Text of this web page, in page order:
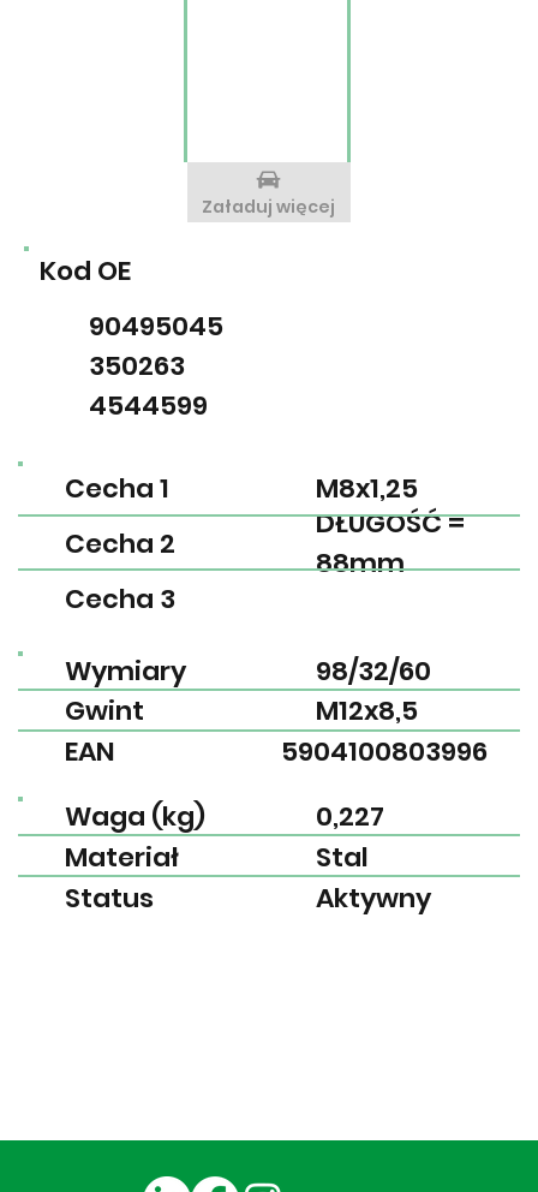
EAN
Gwint
Wymiary
5904100803996
M12x8,5
98/32/60
Waga (kg)
Materiał
Status
0,227
Stal
Aktywny
Cecha 1
Cecha 2
Cecha 3
M8x1,25
DŁUGOŚĆ =
88mm
Kod OE
90495045
350263
4544599
Załaduj więcej